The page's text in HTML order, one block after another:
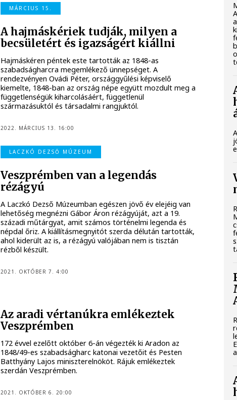
MÁRCIUS 15.
A hajmáskériek tudják, milyen a
becsületért és igazságért kiállni
Hajmáskéren péntek este tartották az 1848-as
szabadságharcra megemlékező ünnepséget. A
rendezvényen Ovádi Péter, országgyűlési képviselő
kiemelte, 1848-ban az ország népe együtt mozdult meg a
függetlenségük kiharcolásáért, függetlenül
származásuktól és társadalmi rangjuktól.
2022. MÁRCIUS 13. 16:00
LACZKÓ DEZSŐ MÚZEUM
Veszprémben van a legendás
rézágyú
A Laczkó Dezső Múzeumban egészen jövő év elejéig van
lehetőség megnézni Gábor Áron rézágyúját, azt a 19.
századi műtárgyat, amit számos történelmi legenda és
népdal őriz. A kiállításmegnyitót szerda délután tartották,
ahol kiderült az is, a rézágyú valójában nem is tisztán
rézből készült.
2021. OKTÓBER 7. 4:00
Az aradi vértanúkra emlékeztek
Veszprémben
172 évvel ezelőtt október 6-án végezték ki Aradon az
1848/49-es szabadságharc katonai vezetőit és Pesten
Batthyány Lajos miniszterelnököt. Rájuk emlékeztek
szerdán Veszprémben.
2021. OKTÓBER 6. 20:00